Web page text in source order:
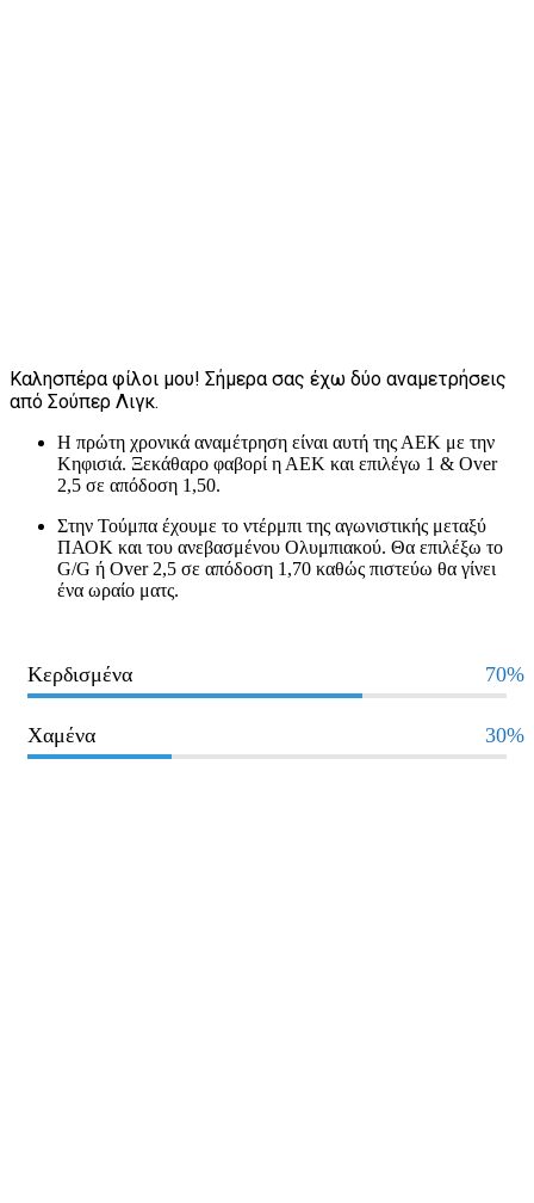
Καλησπέρα φίλοι μου! Σήμερα σας έχω δύο αναμετρήσεις
από Σούπερ Λιγκ.
Η πρώτη χρονικά αναμέτρηση είναι αυτή της ΑΕΚ με την
Κηφισιά. Ξεκάθαρο φαβορί η ΑΕΚ και επιλέγω 1 & Over
2,5 σε απόδοση 1,50.
Στην Τούμπα έχουμε το ντέρμπι της αγωνιστικής μεταξύ
ΠΑΟΚ και του ανεβασμένου Ολυμπιακού. Θα επιλέξω το
G/G ή Οver 2,5 σε απόδοση 1,70 καθώς πιστεύω θα γίνει
ένα ωραίο ματς.
Κερδισμένα 70%
Χαμένα 30%